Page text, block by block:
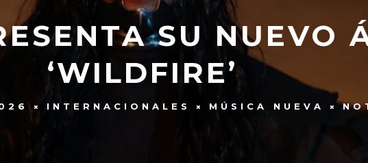
SU NUEVO
‘WILDFIRE’
INTERNACIONALES MÚSICA NUEVA